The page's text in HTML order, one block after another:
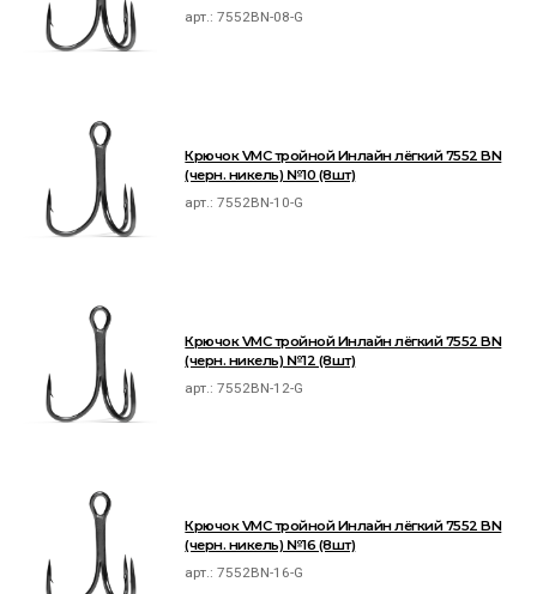
арт.:7552BN-08-G
Крючок VMC тройной Инлайн лёгкий 7552 BN
(черн. никель) №10 (8шт)
арт.:7552BN-10-G
Крючок VMC тройной Инлайн лёгкий 7552 BN
(черн. никель) №12 (8шт)
арт.:7552BN-12-G
Крючок VMC тройной Инлайн лёгкий 7552 BN
(черн. никель) №16 (8шт)
арт.:7552BN-16-G